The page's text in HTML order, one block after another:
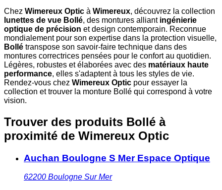
Chez Wimereux Optic à Wimereux, découvrez la collection
lunettes de vue Bollé, des montures alliant ingénierie
optique de précision et design contemporain. Reconnue
mondialement pour son expertise dans la protection visuelle,
Bollé transpose son savoir-faire technique dans des
montures correctrices pensées pour le confort au quotidien.
Légères, robustes et élaborées avec des matériaux haute
performance, elles s'adaptent à tous les styles de vie.
Rendez-vous chez Wimereux Optic pour essayer la
collection et trouver la monture Bollé qui correspond à votre
vision.
Trouver des produits Bollé à
proximité de Wimereux Optic
Auchan Boulogne S Mer Espace Optique
62200 Boulogne Sur Mer